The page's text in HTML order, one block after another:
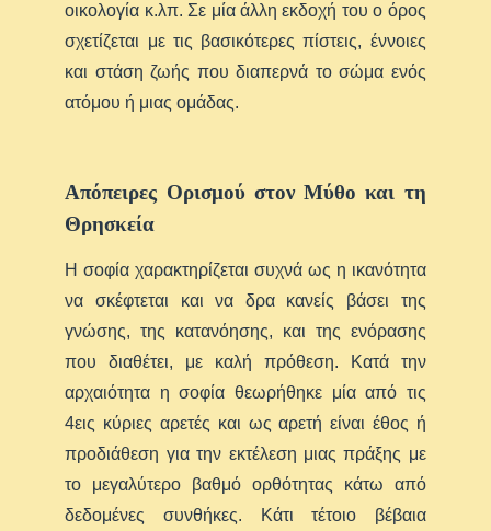
οικολογία κ.λπ. Σε μία άλλη εκδοχή του ο όρος
σχετίζεται με τις βασικότερες πίστεις, έννοιες
και στάση ζωής που διαπερνά το σώμα ενός
ατόμου ή μιας ομάδας.
Απόπειρες Ορισμού στον Μύθο και τη
Θρησκεία
Η σοφία χαρακτηρίζεται συχνά ως η ικανότητα
να σκέφτεται και να δρα κανείς βάσει της
γνώσης, της κατανόησης, και της ενόρασης
που διαθέτει, με καλή πρόθεση. Κατά την
αρχαιότητα η σοφία θεωρήθηκε μία από τις
4εις κύριες αρετές και ως αρετή είναι έθος ή
προδιάθεση για την εκτέλεση μιας πράξης με
το μεγαλύτερο βαθμό ορθότητας κάτω από
δεδομένες συνθήκες. Κάτι τέτοιο βέβαια